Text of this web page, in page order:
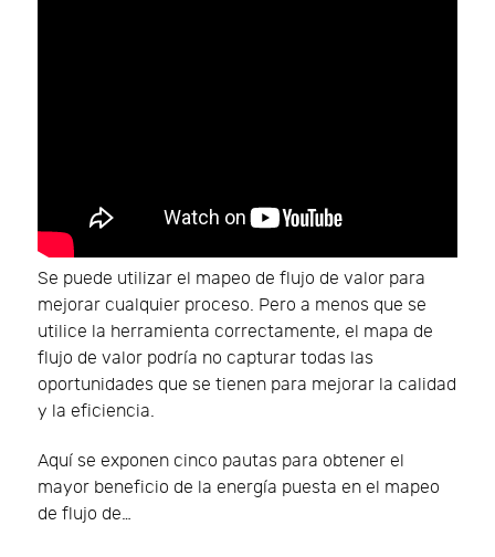
Se puede utilizar el mapeo de flujo de valor para
mejorar cualquier proceso. Pero a menos que se
utilice la herramienta correctamente, el mapa de
flujo de valor podría no capturar todas las
oportunidades que se tienen para mejorar la calidad
y la eficiencia.
Aquí se exponen cinco pautas para obtener el
mayor beneficio de la energía puesta en el mapeo
de flujo de…